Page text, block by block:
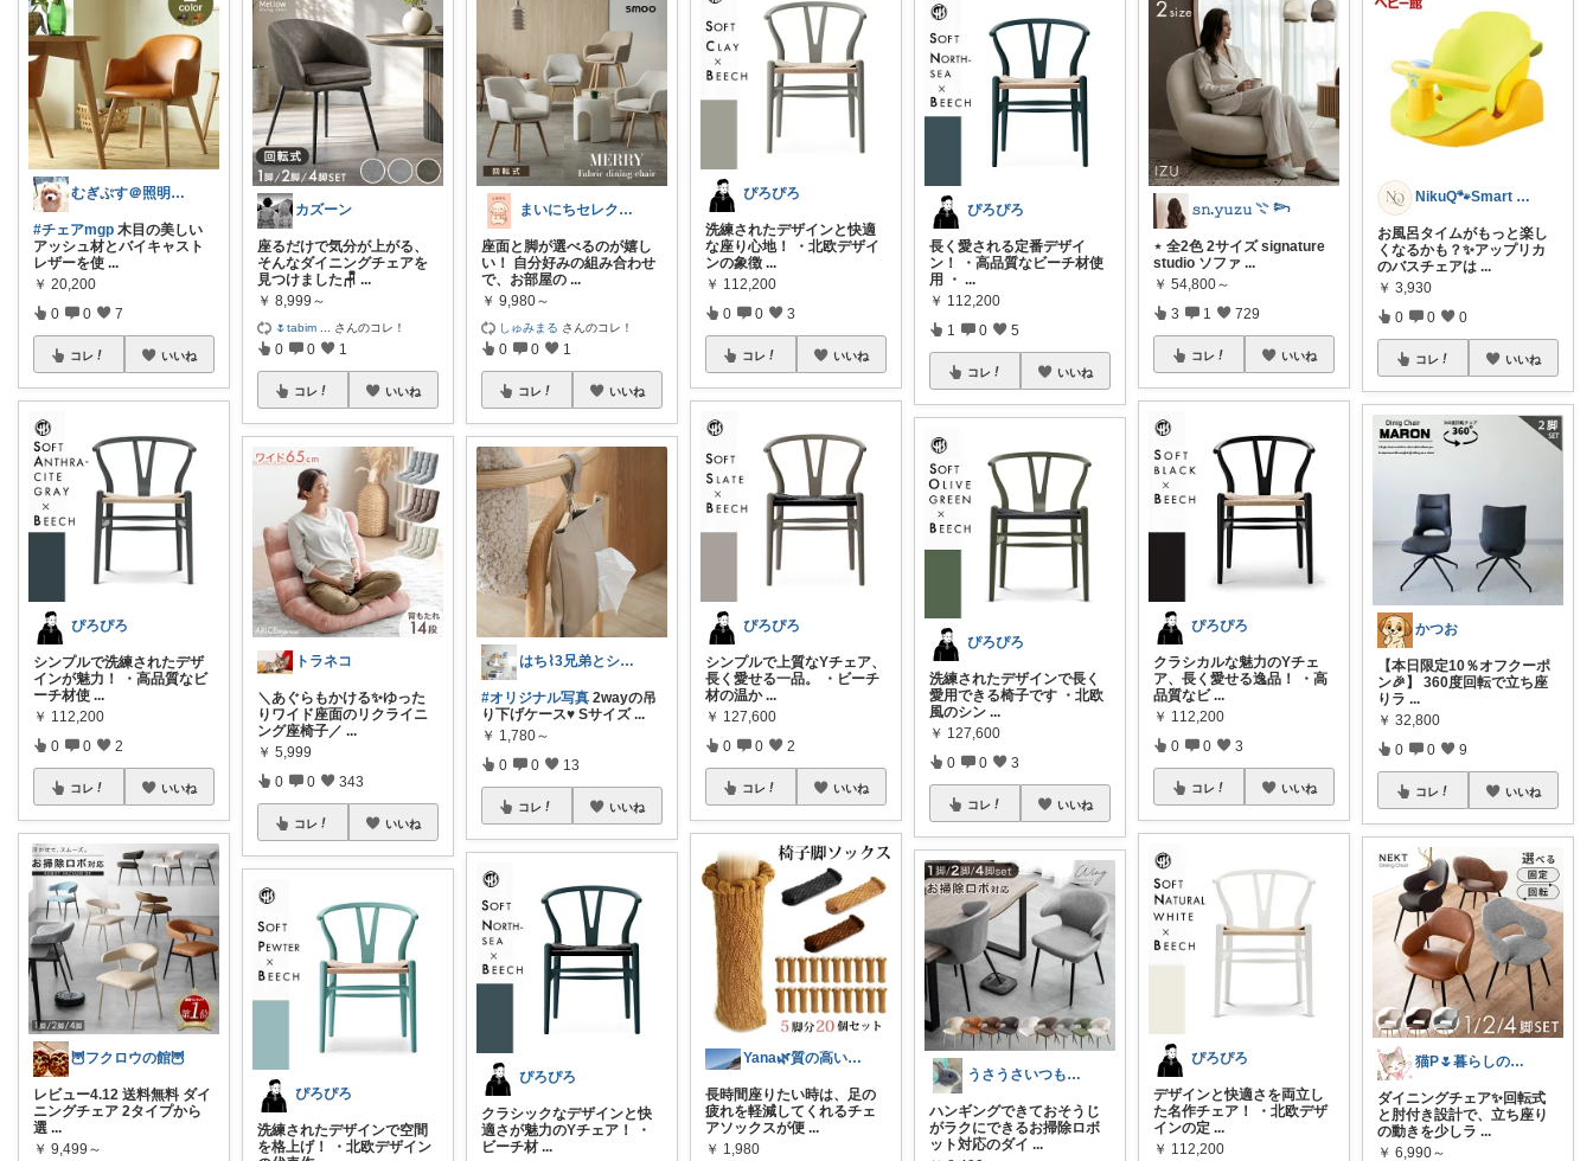
むぎぷす＠照明とインテリアと北欧食器
#チェアmgp 木目の美しい
アッシュ材とバイキャスト
レザーを使 ...
￥ 20,200
0 0 7
コレ いいね
ぴろぴろ
シンプルで洗練されたデザ
インが魅力！ ・高品質なビ
ーチ材使 ...
￥ 112,200
0 0 2
コレ いいね
🦉フクロウの館🦉
レビュー4.12 送料無料 ダイ
ニングチェア 2タイプから
選 ...
￥ 9,499～
カズーン
座るだけで気分が上がる、
そんなダイニングチェアを
見つけました🪑 ...
￥ 8,999～
🌷tabim さんのコレ！
0 0 1
コレ いいね
トラネコ
＼あぐらもかける✨️ゆった
りワイド座面のリクライニ
ング座椅子／ ...
￥ 5,999
0 0 343
コレ いいね
ぴろぴろ
洗練されたデザインで空間
を格上げ！ ・北欧デザイン
まいにちセレクトdays
座面と脚が選べるのが嬉し
い！ 自分好みの組み合わせ
で、お部屋の ...
￥ 9,980～
しゅみまる さんのコレ！
0 0 1
コレ いいね
はち⌇3兄弟とシンプルな暮らし
#オリジナル写真 2wayの吊
り下げケース♥︎ Sサイズ ...
￥ 1,780～
0 0 13
コレ いいね
ぴろぴろ
クラシックなデザインと快
適さが魅力のYチェア！ ・
ビーチ材 ...
ぴろぴろ
洗練されたデザインと快適
な座り心地！ ・北欧デザイ
ンの象徴 ...
￥ 112,200
0 0 3
コレ いいね
ぴろぴろ
シンプルで上質なYチェア、
長く愛せる一品。 ・ビーチ
材の温か ...
￥ 127,600
0 0 2
コレ いいね
Yana🌿質の高い暮らしのROOM
長時間座りたい時は、足の
疲れを軽減してくれるチェ
アソックスが便 ...
￥ 1,980
ぴろぴろ
長く愛される定番デザイ
ン！ ・高品質なビーチ材使
用 ・ ...
￥ 112,200
1 0 5
コレ いいね
ぴろぴろ
洗練されたデザインで長く
愛用できる椅子です ・北欧
風のシン ...
￥ 127,600
0 0 3
コレ いいね
うさうさいつもご訪問ありがとうです🐰✨
ハンギングできておそうじ
がラクにできるお掃除ロボ
ット対応のダイ ...
𝚜𝚗.𝚢𝚞𝚣𝚞 𓇢 𓆸
⋆ 全2色 2サイズ signature
studio ソファ ...
￥ 54,800～
3 1 729
コレ いいね
ぴろぴろ
クラシカルな魅力のYチェ
ア、長く愛せる逸品！ ・高
品質なビ ...
￥ 112,200
0 0 3
コレ いいね
ぴろぴろ
デザインと快適さを両立し
た名作チェア！ ・北欧デザ
インの定 ...
￥ 112,200
NikuQ🐾Smart Choice
お風呂タイムがもっと楽し
くなるかも？✨アップリカ
のバスチェアは ...
￥ 3,930
0 0 0
コレ いいね
かつお
【本日限定10％オフクーポ
ン🎉】 360度回転で立ち座
りラ ...
￥ 32,800
0 0 9
コレ いいね
猫P🌷暮らしの中で見つけたお気に入り
ダイニングチェア✨回転式
と肘付き設計で、立ち座り
の動きを少しラ ...
￥ 6,990～